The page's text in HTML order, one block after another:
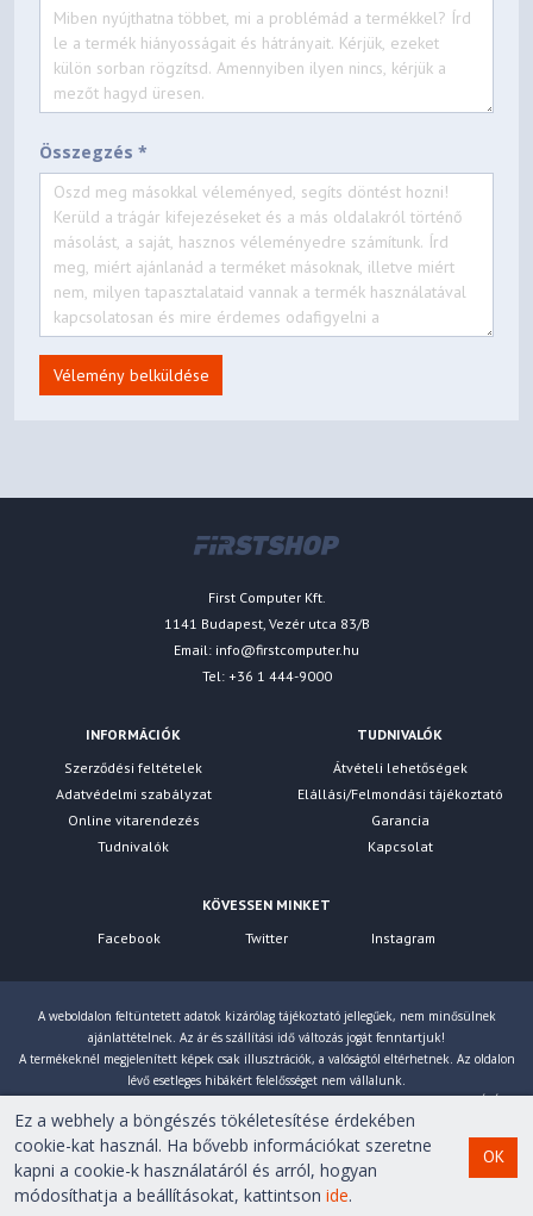
Összegzés *
Vélemény belküldése
First Computer Kft.
1141 Budapest, Vezér utca 83/B
Email: info@firstcomputer.hu
Tel: +36 1 444-9000
INFORMÁCIÓK
Szerződési feltételek
Adatvédelmi szabályzat
Online vitarendezés
Tudnivalók
TUDNIVALÓK
Átvételi lehetőségek
Elállási/Felmondási tájékoztató
Garancia
Kapcsolat
KÖVESSEN MINKET
Facebook
Twitter Instagram
A weboldalon feltüntetett adatok kizárólag tájékoztató jellegűek, nem minősülnek
ajánlattételnek. Az ár és szállítási idő változás jogát fenntartjuk!
A termékeknél megjelenített képek csak illusztrációk, a valóságtól eltérhetnek. Az oldalon
lévő esetleges hibákért felelősséget nem vállalunk.
Eltérés esetén a gyártó által megadott paraméterek érvényesek! Bruttó árainkat 27% ÁFÁ-val
számoljuk!
Copyright © 2007-2026 First Computer Kft. Minden jog
fenntartva!
Ez a webhely a böngészés tökéletesítése érdekében
cookie-kat használ. Ha bővebb információkat szeretne
kapni a cookie-k használatáról és arról, hogyan
módosíthatja a beállításokat, kattintsonide.
OK